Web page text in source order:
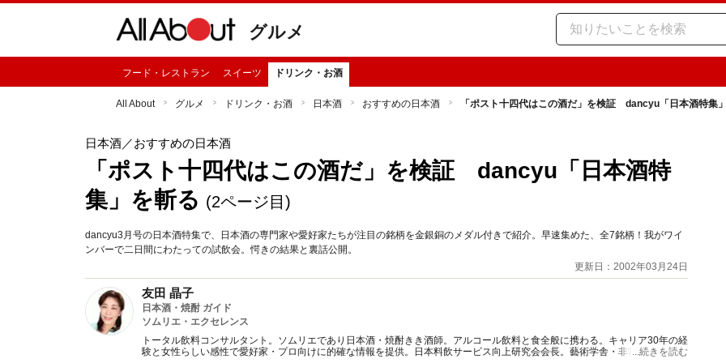
グルメ
フード・レストラン スイーツ ドリンク・お酒
All About グルメ ドリンク・お酒 日本酒 おすすめの日本酒 「ポスト十四代はこの酒だ」を検証 dancyu「日本酒特集
日本酒／おすすめの日本酒
「ポスト十四代はこの酒だ」を検証 dancyu「日本酒特
集」を斬る (2ページ目)
dancyu3月号の日本酒特集で、日本酒の専門家や愛好家たちが注目の銘柄を金銀銅のメダル付きで紹介。早速集めた、全7銘柄！我がワイ
ンバーで二日間にわたっての試飲会。愕きの結果と裏話公開。
更新日：2002年03月24日
友田 晶子
日本酒・焼酎 ガイド
ソムリエ・エクセレンス
トータル飲料コンサルタント。ソムリエであり日本酒・焼酎きき酒師。アルコール飲料と食全般に携わる。キャリア30年の経
験と女性らしい感性で愛好家・プロ向けに的確な情報を提供。日本料飲サービス向上研究会会長。藝術学舎・非常勤講師。著
...続きを読む